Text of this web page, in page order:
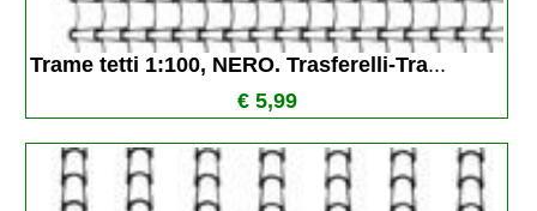
Trame tetti 1:100, NERO. Trasferelli-Tra...
€ 5,99